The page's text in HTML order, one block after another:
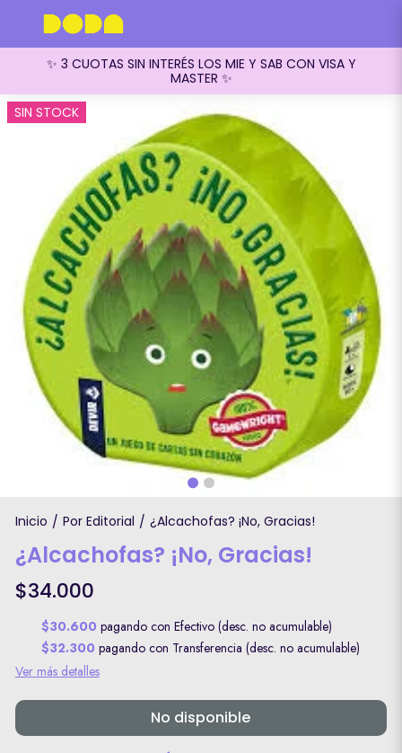
✨ 3 CUOTAS SIN INTERÉS LOS MIE Y SAB CON VISA Y
MASTER ✨
SIN STOCK
Inicio / Por Editorial / ¿Alcachofas? ¡No, Gracias!
¿Alcachofas? ¡No, Gracias!
$34.000
$30.600 pagando con Efectivo (desc. no acumulable)
$32.300 pagando con Transferencia (desc. no acumulable)
Ver más detalles
No disponible